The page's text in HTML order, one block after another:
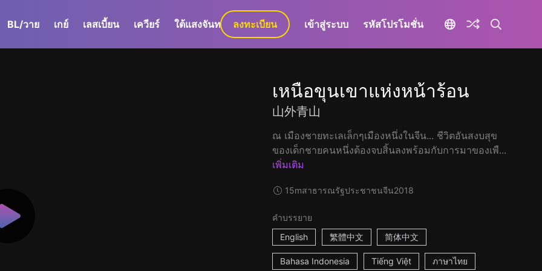
BL/วาย เกย์ เลสเบี้ยน เควียร์ ใต้แสงจันทร์ GaLa+
ลงทะเบียน เข้าสู่ระบบ รหัสโปรโมชั่น
เหนือขุนเขาแห่งหน้าร้อน
山外青山
ณ เมืองชายทะเลเล็กๆเมืองหนึ่งในจีน... ชีวิตอันสงบสุข
ของเด็กชายคนหนึ่งต้องจบสิ้นลงพร้อมกับการมาของเพื...
เพิ่มเติม
15mสาธารณรัฐประชาชนจีน2018
คำบรรยาย
English
繁體中文 简体中文
Bahasa Indonesia Tiếng Việt ภาษาไทย